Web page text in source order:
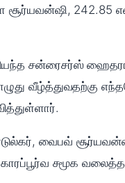
சூர்யவன்ஷி,
சன்ரைசர்ஸ்
வீழ்த்துவதற்கு
வைபவ் சூர்யவன்ஷி
சமூக